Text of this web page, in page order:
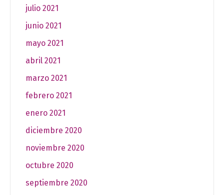
julio 2021
junio 2021
mayo 2021
abril 2021
marzo 2021
febrero 2021
enero 2021
diciembre 2020
noviembre 2020
octubre 2020
septiembre 2020